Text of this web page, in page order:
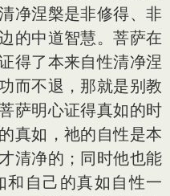
净涅槃是非修得、非
的中道智慧。菩萨在
得了本来自性清净涅
而不退，那就是别教
萨明心证得真如的时
真如，祂的自性是本
清净的；同时他也能
和自己的真如自性一